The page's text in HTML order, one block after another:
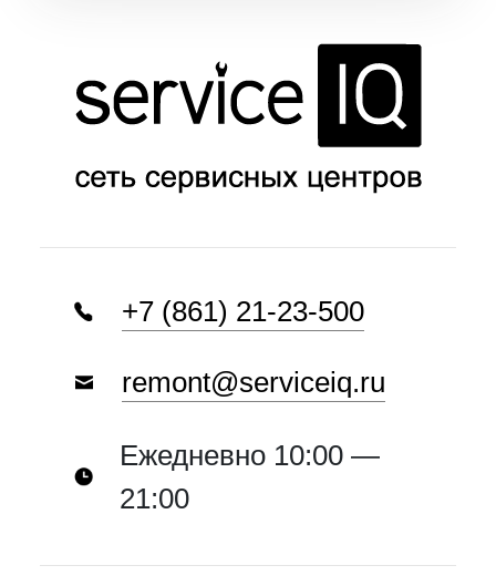
+7 (861) 21-23-500
remont@serviceiq.ru
Ежедневно 10:00 —
21:00